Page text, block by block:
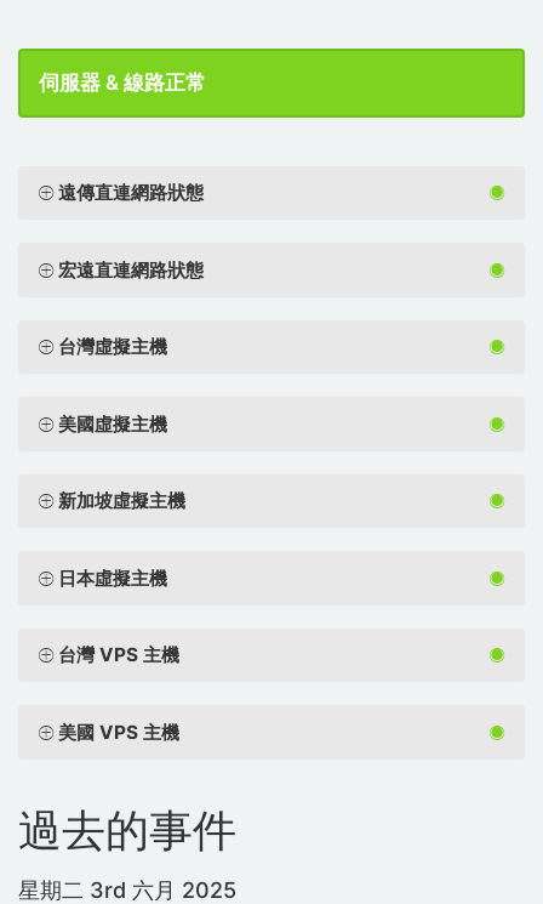
伺服器 & 線路正常
遠傳直連網路狀態
宏遠直連網路狀態
台灣虛擬主機
美國虛擬主機
新加坡虛擬主機
日本虛擬主機
台灣 VPS 主機
美國 VPS 主機
過去的事件
星期二 3rd 六月 2025